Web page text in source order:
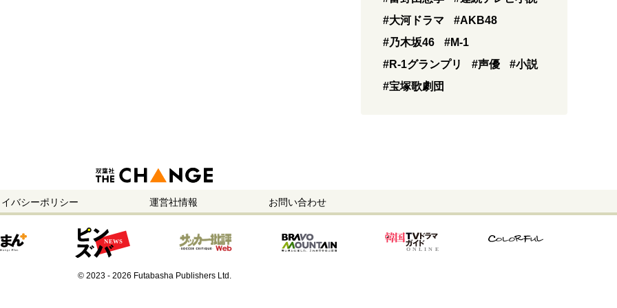
#大河ドラマ
#AKB48
#乃木坂46
#M-1
#R-1グランプリ
#声優
#小説
#宝塚歌劇団
バシーポリシー 運営社情報 お問い合わせ
© 2023 - 2026 Futabasha Publishers Ltd.